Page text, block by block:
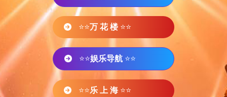
⭐⭐万 花 楼 ⭐⭐
⭐⭐娱乐导航 ⭐⭐
⭐⭐乐 上 海 ⭐⭐